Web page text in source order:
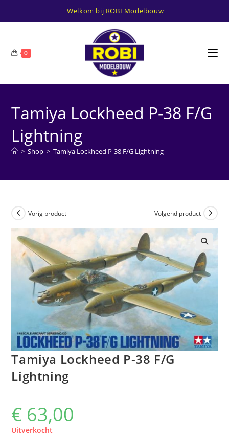
Welkom bij ROBI Modelbouw
0
Tamiya Lockheed P-38 F/G
Lightning
> Shop > Tamiya Lockheed P-38 F/G Lightning
Vorig product Volgend product
Tamiya Lockheed P-38 F/G
Lightning
€ 63,00
Uitverkocht